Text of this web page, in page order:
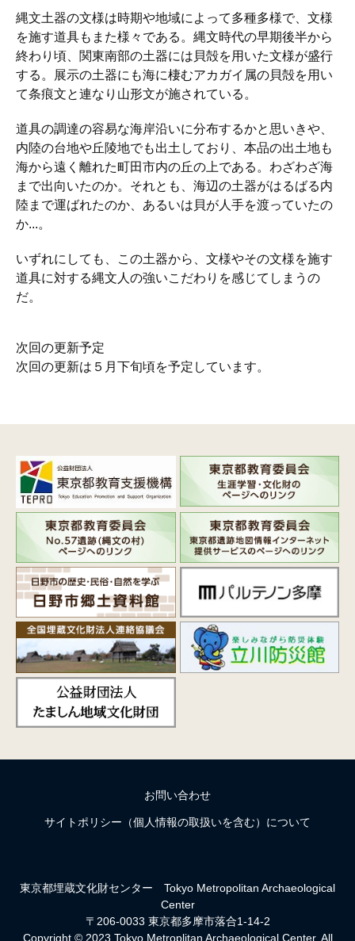
縄文土器の文様は時期や地域によって多種多様で、文様
を施す道具もまた様々である。縄文時代の早期後半から
終わり頃、関東南部の土器には貝殻を用いた文様が盛行
する。展示の土器にも海に棲むアカガイ属の貝殻を用い
て条痕文と連なり山形文が施されている。
道具の調達の容易な海岸沿いに分布するかと思いきや、
内陸の台地や丘陵地でも出土しており、本品の出土地も
海から遠く離れた町田市内の丘の上である。わざわざ海
まで出向いたのか。それとも、海辺の土器がはるばる内
陸まで運ばれたのか、あるいは貝が人手を渡っていたの
か...。
いずれにしても、この土器から、文様やその文様を施す
道具に対する縄文人の強いこだわりを感じてしまうの
だ。
次回の更新予定
次回の更新は５月下旬頃を予定しています。
お問い合わせ
サイトポリシー（個人情報の取扱いを含む）について
東京都埋蔵文化財センター Tokyo Metropolitan Archaeological
Center
〒206-0033 東京都多摩市落合1-14-2
Copyright © 2023 Tokyo Metroplitan Archaeological Center. All